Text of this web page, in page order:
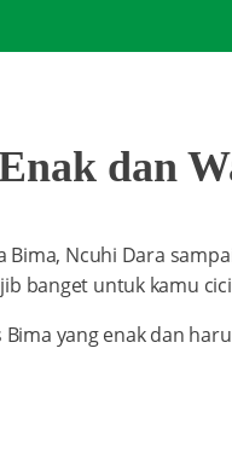
dan
Ncuhi Dara
banget untuk kamu
yang enak dan